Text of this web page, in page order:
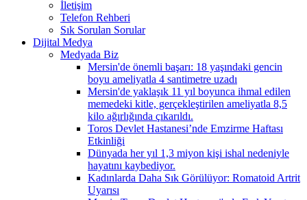
İletişim
Telefon Rehberi
Sık Sorulan Sorular
Dijital Medya
Medyada Biz
Mersin'de önemli başarı: 18 yaşındaki gencin
boyu ameliyatla 4 santimetre uzadı
Mersin'de yaklaşık 11 yıl boyunca ihmal edilen
memedeki kitle, gerçekleştirilen ameliyatla 8,5
kilo ağırlığında çıkarıldı.
Toros Devlet Hastanesi’nde Emzirme Haftası
Etkinliği
Dünyada her yıl 1,3 miyon kişi ishal nedeniyle
hayatını kaybediyor.
Kadınlarda Daha Sık Görülüyor: Romatoid Artrit
Uyarısı